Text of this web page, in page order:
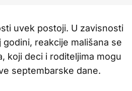
uvek postoji. U zavisnosti
reakcije mališana se
koji deci i roditeljima mogu
septembarske dane.